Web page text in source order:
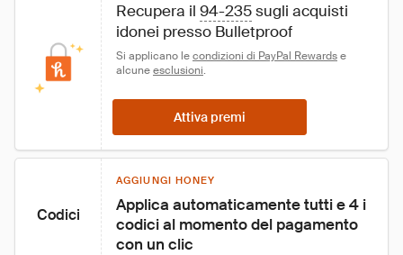
Recupera il 94-235 sugli acquisti
idonei presso Bulletproof
Si applicano le condizioni di PayPal Rewards e
alcune esclusioni.
Attiva premi
Codici
AGGIUNGI HONEY
Applica automaticamente tutti e 4 i
codici al momento del pagamento
con un clic